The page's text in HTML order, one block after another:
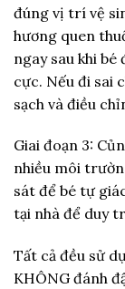
đúng vị trí vệ
hương quen
ngay sau khi
cực. Nếu đi sai
sạch và điều
Giai đoạn 3:
nhiều môi
sát để bé tự
tại nhà để duy
Tất cả đều sử
KHÔNG đánh